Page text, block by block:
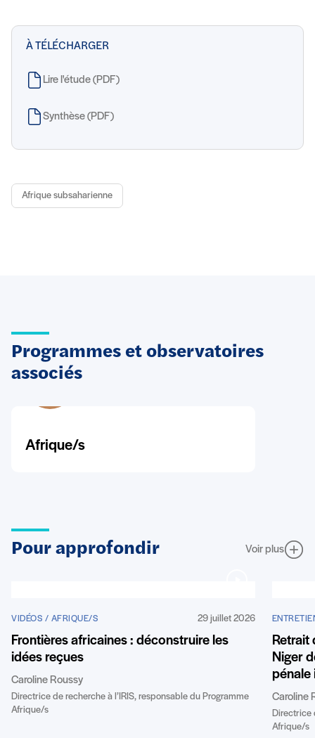
À TÉLÉCHARGER
Lire l'étude (PDF)
Synthèse (PDF)
Afrique subsaharienne
Programmes et observatoires
associés
Afrique/s
Pour approfondir Voir plus
VIDÉOS / AFRIQUE/S 29 juillet 2026
Frontières africaines : déconstruire les
idées reçues
Caroline Roussy
Directrice de recherche à l’IRIS, responsable du Programme
Afrique/s
Retrait
Niger
pénale
Caroline
Directrice
Afrique/s